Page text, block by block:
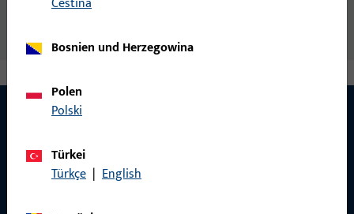
KONTAKT
Wir helfen Ihnen gern!
Bosnien und Herzegowina
Polen
Polski
Türkei
Türkçe | English